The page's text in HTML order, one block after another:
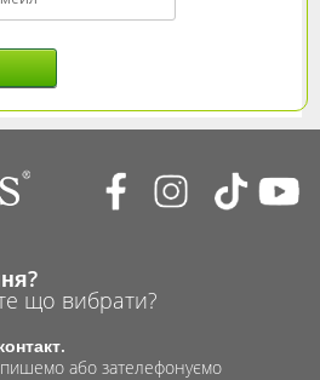
що вибрати?
або зателефонуємо